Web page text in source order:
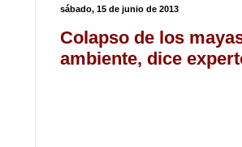
sábado, 15 de junio de 2013
Colapso de los
ambiente, dice